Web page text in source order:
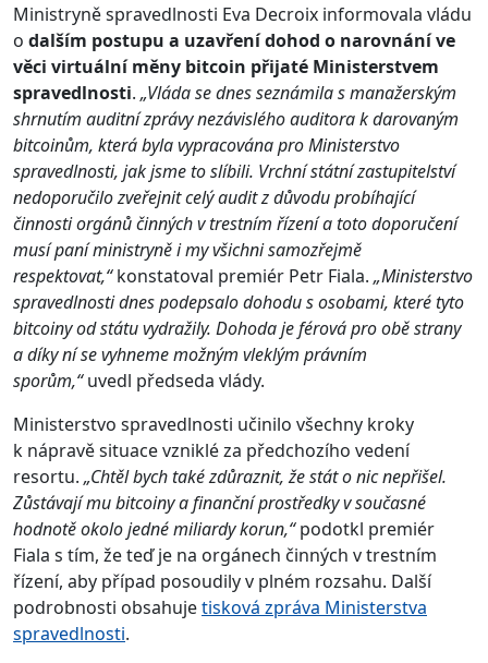
Ministryně spravedlnosti Eva Decroix informovala vládu
o dalším postupu a uzavření dohod o narovnání ve
věci virtuální měny bitcoin přijaté Ministerstvem
spravedlnosti. „Vláda se dnes seznámila s manažerským
shrnutím auditní zprávy nezávislého auditora k darovaným
bitcoinům, která byla vypracována pro Ministerstvo
spravedlnosti, jak jsme to slíbili. Vrchní státní zastupitelství
nedoporučilo zveřejnit celý audit z důvodu probíhající
činnosti orgánů činných v trestním řízení a toto doporučení
musí paní ministryně i my všichni samozřejmě
respektovat,“konstatoval premiér Petr Fiala. „Ministerstvo
spravedlnosti dnes podepsalo dohodu s osobami, které tyto
bitcoiny od státu vydražily. Dohoda je férová pro obě strany
a díky ní se vyhneme možným vleklým právním
sporům,“uvedl předseda vlády.
Ministerstvo spravedlnosti učinilo všechny kroky
k nápravě situace vzniklé za předchozího vedení
resortu. „Chtěl bych také zdůraznit, že stát o nic nepřišel.
Zůstávají mu bitcoiny a finanční prostředky v současné
hodnotě okolo jedné miliardy korun,“podotkl premiér
Fiala s tím, že teď je na orgánech činných v trestním
řízení, aby případ posoudily v plném rozsahu. Další
podrobnosti obsahujetisková zpráva Ministerstva
spravedlnosti.